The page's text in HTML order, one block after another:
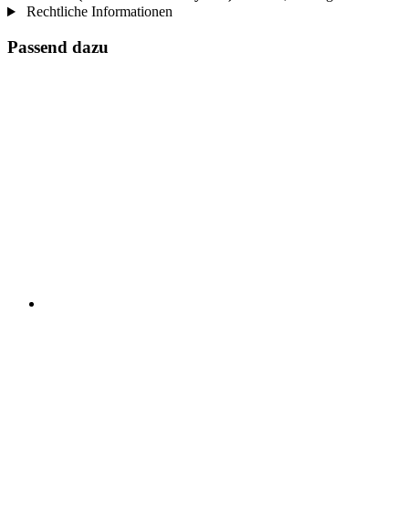
Rechtliche Informationen
Passend dazu